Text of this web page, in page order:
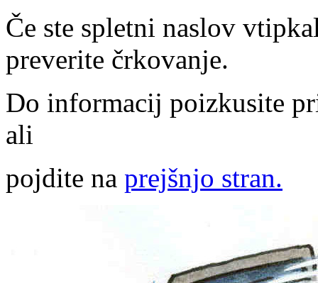
Če ste spletni naslov
preverite črkovanje.
Do informacij poizkusite
ali
pojdite na prejšnjo stran.